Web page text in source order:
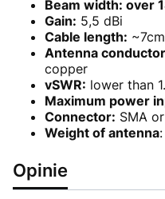
Beam width: over
Gain: 5,5 dBi
Cable length: ~7cm
Antenna
copper
vSWR: lower than
Maximum power
Connector: SMA
Weight of antenna
Opinie